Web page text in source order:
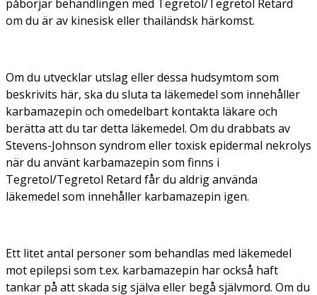
påbörjar behandlingen med Tegretol/Tegretol Retard
om du är av kinesisk eller thailändsk härkomst.
Om du utvecklar utslag eller dessa hudsymtom som
beskrivits här, ska du sluta ta läkemedel som innehåller
karbamazepin och omedelbart kontakta läkare och
berätta att du tar detta läkemedel. Om du drabbats av
Stevens-Johnson syndrom eller toxisk epidermal nekrolys
när du använt karbamazepin som finns i
Tegretol/Tegretol Retard får du aldrig använda
läkemedel som innehåller karbamazepin igen.
Ett litet antal personer som behandlas med läkemedel
mot epilepsi som t.ex. karbamazepin har också haft
tankar på att skada sig själva eller begå självmord. Om du